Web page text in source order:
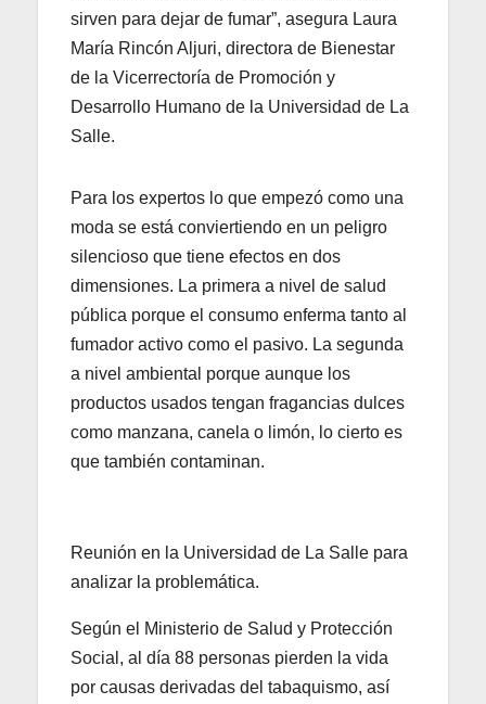
sirven para dejar de fumar”, asegura Laura
María Rincón Aljuri, directora de Bienestar
de la Vicerrectoría de Promoción y
Desarrollo Humano de la Universidad de La
Salle.
Para los expertos lo que empezó como una
moda se está conviertiendo en un peligro
silencioso que tiene efectos en dos
dimensiones. La primera a nivel de salud
pública porque el consumo enferma tanto al
fumador activo como el pasivo. La segunda
a nivel ambiental porque aunque los
productos usados tengan fragancias dulces
como manzana, canela o limón, lo cierto es
que también contaminan.
Reunión en la Universidad de La Salle para
analizar la problemática.
Según el Ministerio de Salud y Protección
Social, al día 88 personas pierden la vida
por causas derivadas del tabaquismo, así